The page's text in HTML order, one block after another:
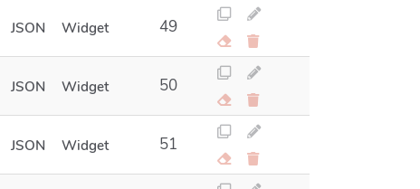
JSON Widget 49
JSON Widget 50
JSON Widget 51